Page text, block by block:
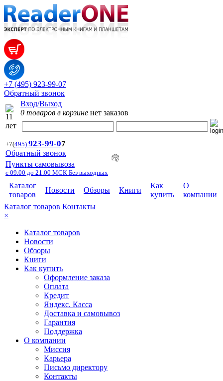
+7 (495) 923-99-07
Обратный звонок
Вход/Выход
0 товаров в корзине нет заказов
+7(495) 923-99-07
Обратный звонок
Пункты самовывоза
с 09.00 до 21.00 МСК Без выходных
Каталог
товаров
Новости Обзоры Книги
Как
купить
О
компании
Каталог товаров Контакты
×
Каталог товаров
Новости
Обзоры
Книги
Как купить
Оформление заказа
Оплата
Кредит
Яндекс. Касса
Доставка и самовывоз
Гарантия
Поддержка
О компании
Миссия
Карьера
Письмо директору
Контакты